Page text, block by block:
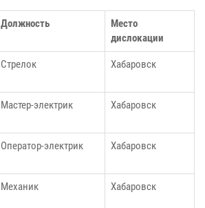
Должность
Место
дислокации
Стрелок Хабаровск
Мастер-электрик Хабаровск
Оператор-электрик Хабаровск
Механик Хабаровск